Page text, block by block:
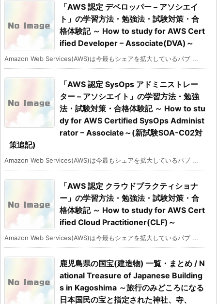
「AWS 認定 デベロッパー – アソシエイ
ト」の学習方法・勉強法・試験対策・合
格体験記 ～ How to study for AWS Cert
ified Developer – Associate(DVA)～
Amazon Web Services(AWS)は今最もシェアを拡大しているパブ ...
「AWS 認定 SysOps アドミニストレー
ター – アソシエイト」の学習方法・勉強
法・試験対策・合格体験記 ～ How to stu
dy for AWS Certified SysOps Administ
rator – Associate～(新試験SOA-C02対
策追記)
Amazon Web Services(AWS)は今最もシェアを拡大しているパブ ...
「AWS 認定 クラウドプラクティショナ
ー」の学習方法・勉強法・試験対策・合
格体験記 ～ How to study for AWS Cert
ified Cloud Practitioner(CLF)～
Amazon Web Services(AWS)は今最もシェアを拡大しているパブ ...
鹿児島県の国宝(建造物) 一覧・まとめ / N
ational Treasure of Japanese Building
s in Kagoshima ～旅行のみどころになる
日本国民の宝と指定された神社、寺、